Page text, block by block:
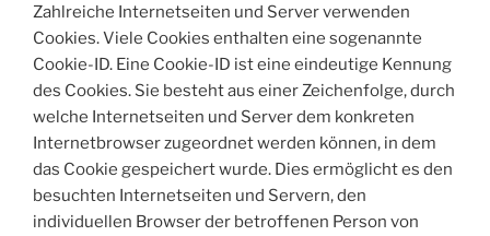
Zahlreiche Internetseiten und Server verwenden
Cookies. Viele Cookies enthalten eine sogenannte
Cookie-ID. Eine Cookie-ID ist eine eindeutige Kennung
des Cookies. Sie besteht aus einer Zeichenfolge, durch
welche Internetseiten und Server dem konkreten
Internetbrowser zugeordnet werden können, in dem
das Cookie gespeichert wurde. Dies ermöglicht es den
besuchten Internetseiten und Servern, den
individuellen Browser der betroffenen Person von